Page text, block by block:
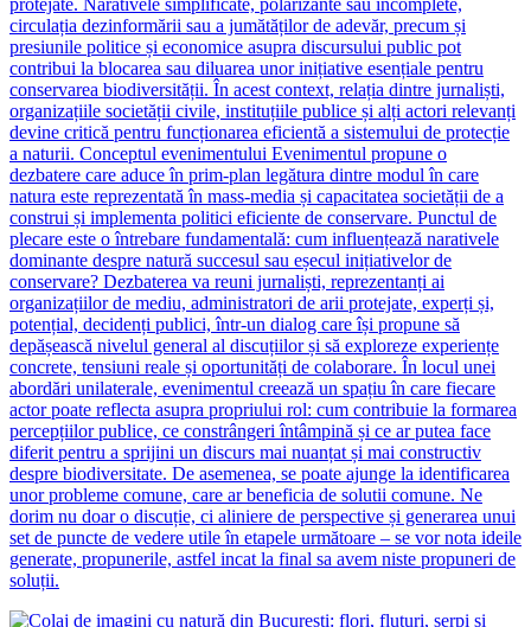
circulația dezinformării sau a jumătăților de adevăr, precum și
presiunile politice și economice asupra discursului public pot
contribui la blocarea sau diluarea unor inițiative esențiale pentru
conservarea biodiversității. În acest context, relația dintre jurnaliști,
organizațiile societății civile, instituțiile publice și alți actori relevanți
devine critică pentru funcționarea eficientă a sistemului de protecție
a naturii. Conceptul evenimentului Evenimentul propune o
dezbatere care aduce în prim-plan legătura dintre modul în care
natura este reprezentată în mass-media și capacitatea societății de a
construi și implementa politici eficiente de conservare. Punctul de
plecare este o întrebare fundamentală: cum influențează narativele
dominante despre natură succesul sau eșecul inițiativelor de
conservare? Dezbaterea va reuni jurnaliști, reprezentanți ai
organizațiilor de mediu, administratori de arii protejate, experți și,
potențial, decidenți publici, într-un dialog care își propune să
depășească nivelul general al discuțiilor și să exploreze experiențe
concrete, tensiuni reale și oportunități de colaborare. În locul unei
abordări unilaterale, evenimentul creează un spațiu în care fiecare
actor poate reflecta asupra propriului rol: cum contribuie la formarea
percepțiilor publice, ce constrângeri întâmpină și ce ar putea face
diferit pentru a sprijini un discurs mai nuanțat și mai constructiv
despre biodiversitate. De asemenea, se poate ajunge la identificarea
unor probleme comune, care ar beneficia de solutii comune. Ne
dorim nu doar o discuție, ci aliniere de perspective și generarea unui
set de puncte de vedere utile în etapele următoare – se vor nota ideile
generate, propunerile, astfel incat la final sa avem niste propuneri de
soluții.